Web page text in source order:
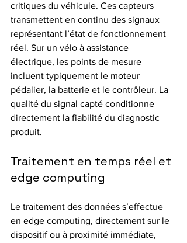
critiques du véhicule. Ces capteurs
transmettent en continu des signaux
représentant l’état de fonctionnement
réel. Sur un vélo à assistance
électrique, les points de mesure
incluent typiquement le moteur
pédalier, la batterie et le contrôleur. La
qualité du signal capté conditionne
directement la fiabilité du diagnostic
produit.
Traitement en temps réel et
edge computing
Le traitement des données s’effectue
en edge computing, directement sur le
dispositif ou à proximité immédiate,